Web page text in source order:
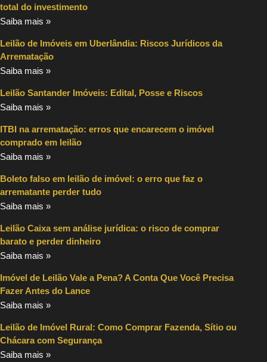
total do investimento
Saiba mais »
Leilão de Imóveis em Uberlândia: Riscos Jurídicos da
Arrematação
Saiba mais »
Leilão Santander Imóveis: Edital, Posse e Riscos
Saiba mais »
ITBI na arrematação: erros que encarecem o imóvel
comprado em leilão
Saiba mais »
Boleto falso em leilão de imóvel: o erro que faz o
arrematante perder tudo
Saiba mais »
Leilão Caixa sem análise jurídica: o risco de comprar
barato e perder dinheiro
Saiba mais »
Imóvel de Leilão Vale a Pena? A Conta Que Você Precisa
Fazer Antes do Lance
Saiba mais »
Leilão de Imóvel Rural: Como Comprar Fazenda, Sítio ou
Chácara com Segurança
Saiba mais »